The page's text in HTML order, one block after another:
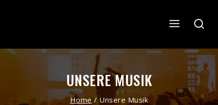
UNSERE MUSIK
Home / Unsere Musik